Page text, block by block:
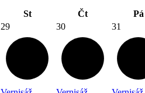
St Čt
Pá
29 30 31